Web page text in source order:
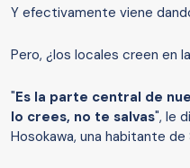
Y efectivamente viene
Pero, ¿los locales creen en
"Es la parte central de
lo crees, no te salvas", le
Hosokawa, una habitante de